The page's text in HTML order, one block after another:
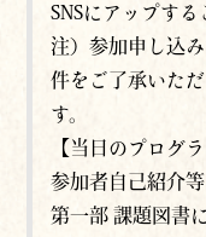
SNSにアップす
注）参加申し込
件をご了承いた
す。
【当日のプログ
参加者自己紹介等
第一部 課題図書